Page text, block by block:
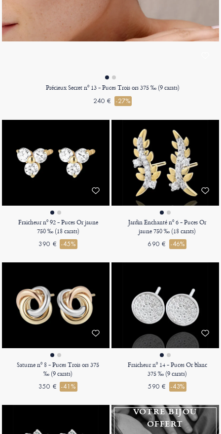
Précieux Secret nº 13 - Puces Trois ors 375 ‰ (9 carats)
240 € -27%
Fraicheur nº 92 - Puces Or jaune
750 ‰ (18 carats)
390 € -45%
Jardin Enchanté nº 6 - Puces Or
jaune 750 ‰ (18 carats)
690 € -46%
Saturne nº 8 - Puces Trois ors 375
‰ (9 carats)
350 € -41%
Fraicheur nº 14 - Puces Or blanc
375 ‰ (9 carats)
590 € -43%
VOTRE BIJOU
OFFERT